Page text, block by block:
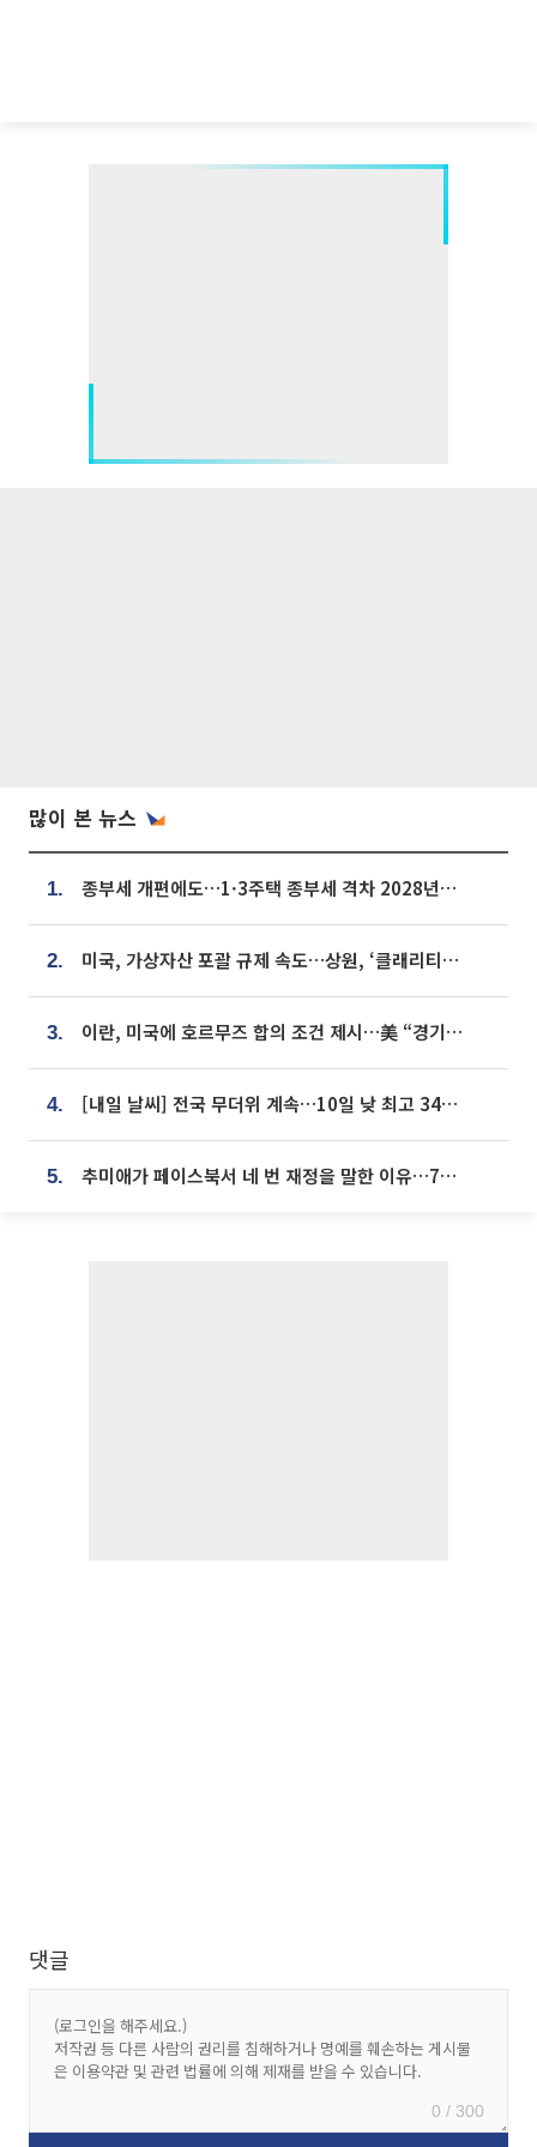
많이 본 뉴스
1. 종부세 개편에도…1·3주택 종부세 격차 2028년부터 확대
2. 미국, 가상자산 포괄 규제 속도…상원, ‘클래리티법’ 9월 절차투표 추진
3. 이란, 미국에 호르무즈 합의 조건 제시…美 “경기 아직 안 끝나” [종합]
4. [내일 날씨] 전국 무더위 계속…10일 낮 최고 34도 육박
5. 추미애가 페이스북서 네 번 재정을 말한 이유…7700억 추경 열쇠는 도의회에
댓글
0 / 300